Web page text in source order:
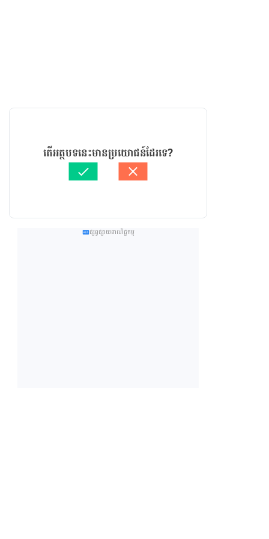
តើអត្ថបទនេះមានប្រយោជន៍ដែរទេ?
ផ្សព្វផ្សាយពាណិជ្ជកម្ម